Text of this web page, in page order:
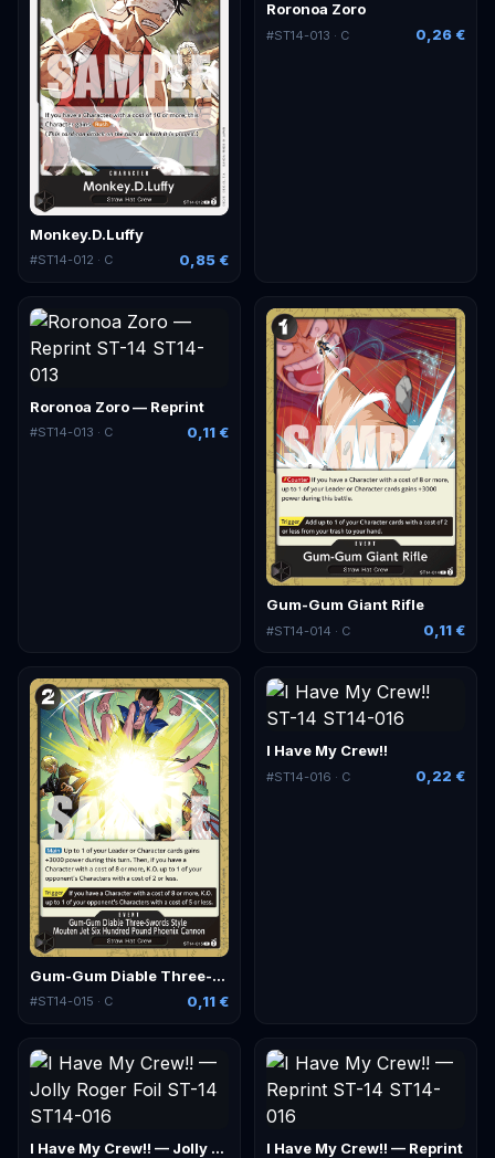
Monkey.D.Luffy
#ST14-012 · C 0,85 €
Roronoa Zoro
#ST14-013 · C 0,26 €
Roronoa Zoro — Reprint
#ST14-013 · C 0,11 €
Gum-Gum Giant Rifle
#ST14-014 · C 0,11 €
Gum-Gum Diable Three-Swords Style Mouten Jet Six Hundred Pound Phoenix Cannon
#ST14-015 · C 0,11 €
I Have My Crew!!
#ST14-016 · C 0,22 €
I Have My Crew!! — Jolly Roger Foil I Have My Crew!! — Reprint